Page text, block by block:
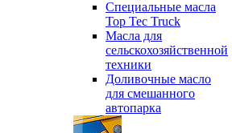
Специальные масла
Top Tec Truck
Масла для
сельскохозяйственной
техники
Доливочные масло
для смешанного
автопарка